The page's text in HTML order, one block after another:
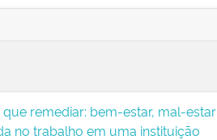
remediar: bem-estar, mal-estar
no trabalho em uma instituição